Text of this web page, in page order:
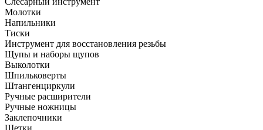
Молотки
Напильники
Тиски
Инструмент для восстановления резьбы
Щупы и наборы щупов
Выколотки
Шпильковерты
Штангенциркули
Ручные расширители
Ручные ножницы
Заклепочники
Щетки